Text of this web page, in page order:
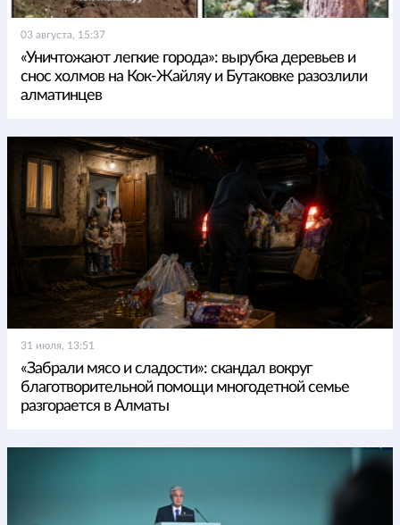
03 августа, 15:37
«Уничтожают легкие города»: вырубка деревьев и
снос холмов на Кок-Жайляу и Бутаковке разозлили
алматинцев
31 июля, 13:51
«Забрали мясо и сладости»: скандал вокруг
благотворительной помощи многодетной семье
разгорается в Алматы